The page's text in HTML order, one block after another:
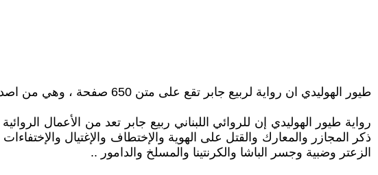
طيور الهوليدي ان رواية لربيع جابر تقع على متن 650 صفحة ، وهي من اصدارات دار التنوير للطباعة والنشر بيروت/لبنان سنة 2011.
رواية طيور الهوليدي إن للروائي اللبناني ربيع جابر تعد من الأعمال
ذكر المجازر والمعارك والقتل على الهوية والإختطاف والإغتيال
الزعتر وضبية وجسر الباشا والكرنتينا والمسلخ والدامور ..